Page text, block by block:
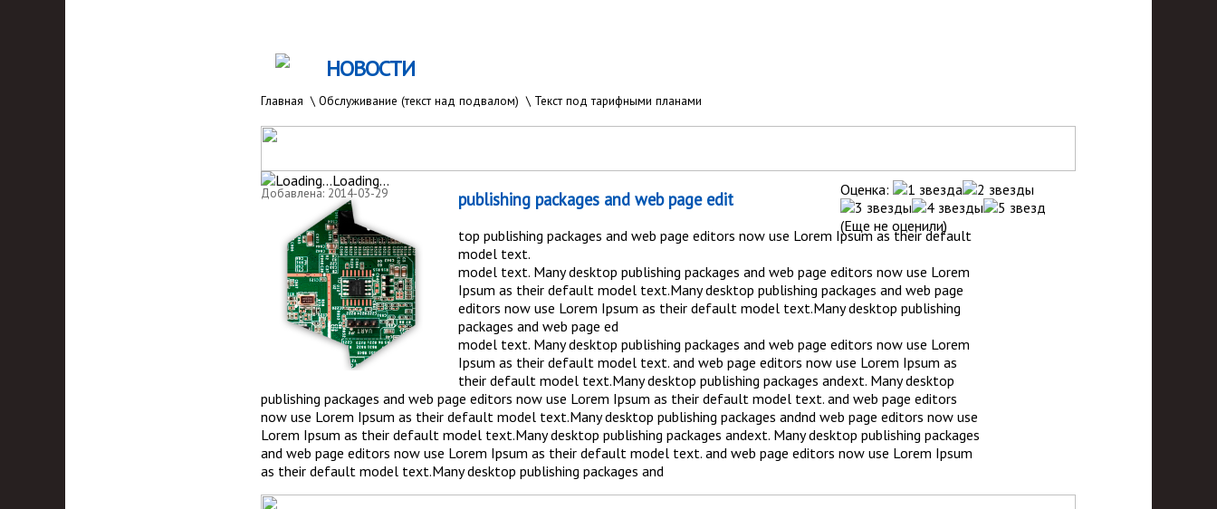
НОВОСТИ
Добавлена: 2014-03-29
Оценка:
(Еще не оценили)
Loading...
Главная \ Обслуживание (текст над подвалом) \ Текст под тарифными планами
publishing packages and web page edit
top publishing packages and web page editors now use Lorem Ipsum as their default
model text.
model text. Many desktop publishing packages and web page editors now use Lorem
Ipsum as their default model text.Many desktop publishing packages and web page
editors now use Lorem Ipsum as their default model text.Many desktop publishing
packages and web page ed
model text. Many desktop publishing packages and web page editors now use Lorem
Ipsum as their default model text. and web page editors now use Lorem Ipsum as
their default model text.Many desktop publishing packages andext. Many desktop
publishing packages and web page editors now use Lorem Ipsum as their default model text. and web page editors
now use Lorem Ipsum as their default model text.Many desktop publishing packages andnd web page editors now use
Lorem Ipsum as their default model text.Many desktop publishing packages andext. Many desktop publishing packages
and web page editors now use Lorem Ipsum as their default model text. and web page editors now use Lorem Ipsum
as their default model text.Many desktop publishing packages and